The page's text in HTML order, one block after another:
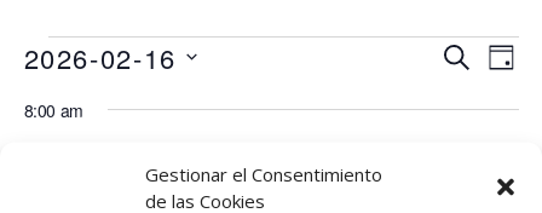
Gestionar el Consentimiento
de las Cookies
Eventos
en
de
BUSCAR
de
DÍA
2026-02-16
la
8:00 am